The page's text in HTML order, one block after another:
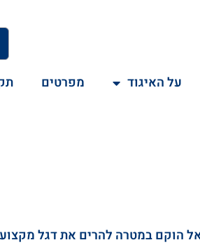
על האיגוד מפרטים
הוקם במטרה להרים את דגל